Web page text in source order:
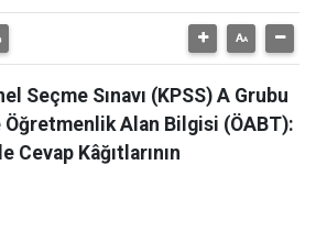
Seçme Sınavı (KPSS) A Grubu
Alan Bilgisi (ÖABT):
Cevap Kâğıtlarının